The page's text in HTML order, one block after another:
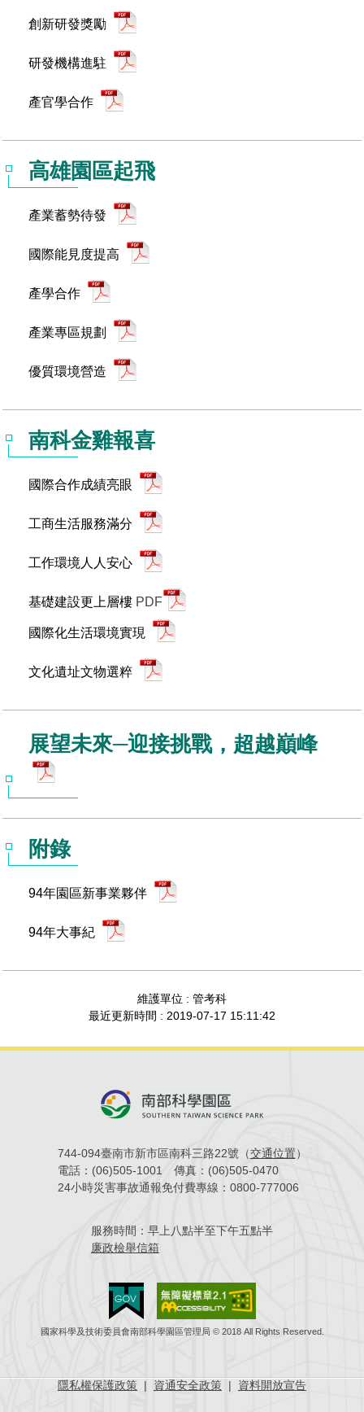
創新研發獎勵
研發機構進駐
產官學合作
高雄園區起飛
產業蓄勢待發
國際能見度提高
產學合作
產業專區規劃
優質環境營造
南科金雞報喜
國際合作成績亮眼
工商生活服務滿分
工作環境人人安心
基礎建設更上層樓 PDF
國際化生活環境實現
文化遺址文物選粹
展望未來─迎接挑戰，超越巔峰
附錄
94年園區新事業夥伴
94年大事紀
維護單位 : 管考科
最近更新時間 : 2019-07-17 15:11:42
744-094臺南市新市區南科三路22號（交通位置）
電話： (06)505-1001 傳真： (06)505-0470
24小時災害事故通報免付費專線： 0800-777006
服務時間： 早上八點半至下午五點半
廉政檢舉信箱
國家科學及技術委員會南部科學園區管理局 © 2018 All Rights Reserved.
隱私權保護政策 | 資通安全政策 | 資料開放宣告